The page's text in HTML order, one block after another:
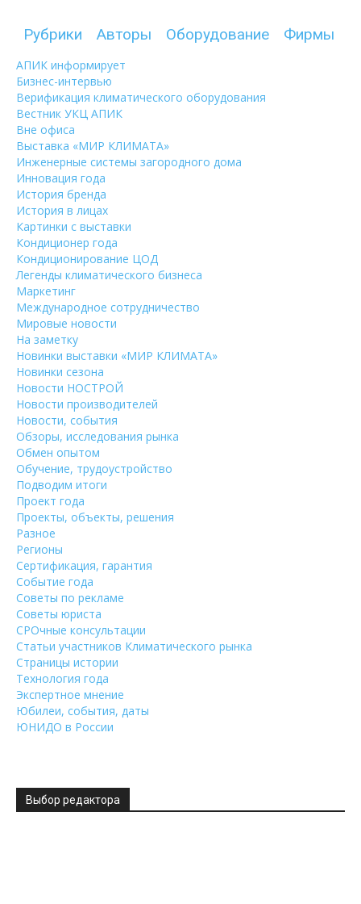
Рубрики Авторы Оборудование Фирмы
АПИК информирует
Бизнес-интервью
Верификация климатического оборудования
Вестник УКЦ АПИК
Вне офиса
Выставка «МИР КЛИМАТА»
Инженерные системы загородного дома
Инновация года
История бренда
История в лицах
Картинки с выставки
Кондиционер года
Кондиционирование ЦОД
Легенды климатического бизнеса
Маркетинг
Международное сотрудничество
Мировые новости
На заметку
Новинки выставки «МИР КЛИМАТА»
Новинки сезона
Новости НОСТРОЙ
Новости производителей
Новости, события
Обзоры, исследования рынка
Обмен опытом
Обучение, трудоустройство
Подводим итоги
Проект года
Проекты, объекты, решения
Разное
Регионы
Сертификация, гарантия
Событие года
Советы по рекламе
Советы юриста
СРОчные консультации
Статьи участников Климатического рынка
Страницы истории
Технология года
Экспертное мнение
Юбилеи, события, даты
ЮНИДО в России
Выбор редактора